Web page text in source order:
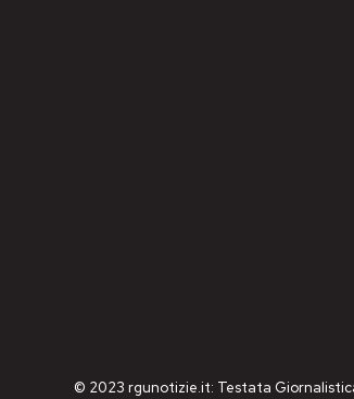
© 2023 rgunotizie.it: Testata